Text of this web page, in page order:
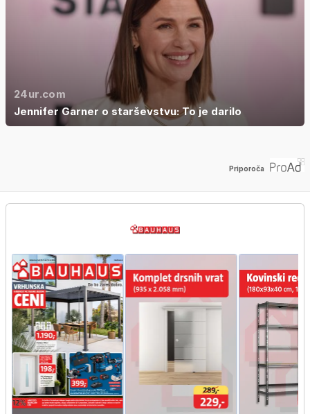
24ur.com
Jennifer Garner o starševstvu: To je darilo
Priporoča